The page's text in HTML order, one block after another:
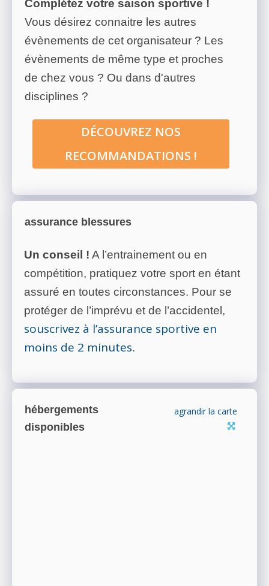
Complétez votre saison sportive !
Vous désirez connaitre les autres
évènements de cet organisateur ? Les
évènements de même type et proches
de chez vous ? Ou dans d'autres
disciplines ?
DÉCOUVREZ NOS
RECOMMANDATIONS !
assurance blessures
Un conseil ! A l’entrainement ou en
compétition, pratiquez votre sport en étant
assuré en toutes circonstances. Pour se
protéger de l’imprévu et de l’accidentel,
souscrivez à l’assurance sportive en
moins de 2 minutes.
hébergements
disponibles
agrandir la carte